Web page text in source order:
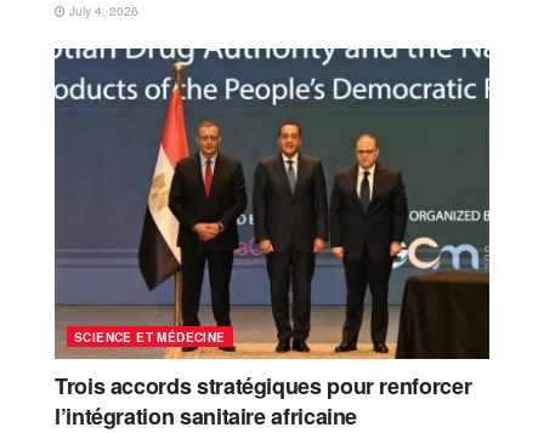
July 4, 2026
SCIENCE ET MÉDECINE
Trois accords stratégiques pour renforcer
l’intégration sanitaire africaine